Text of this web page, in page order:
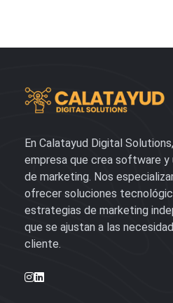
En Calatayud Digital
empresa que crea software y
de marketing. Nos
ofrecer soluciones
estrategias de marketing
que se ajustan a las
cliente.